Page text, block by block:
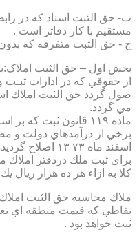
ب- حق الثبت اسناد كه در
مستقيم با كار دفاتر است .
ج - حق الثبت متفرقه كه
از حقوقي كه در ادارات
مي گردد.
ماده ۱۱۹ قانون ثبت
اسفند ماه ۷۳ ۱۳ اصلاح گرديده مقرر مي دارد:
كلا به ازاء هر ده هزار ريال
ملاك محاسبه حق الثبت
نقاطي كه قيمت منطقه اي
ثبت خواهد بود .